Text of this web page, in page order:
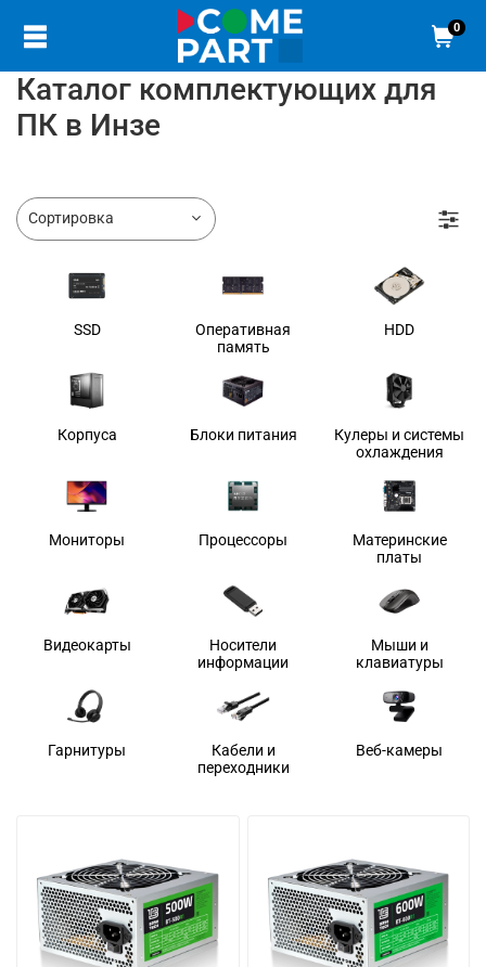
0
Каталог комплектующих для
ПК в Инзе
SSD
Оперативная
память
HDD
Корпуса Блоки питания
Кулеры и системы
охлаждения
Мониторы Процессоры
Материнские
платы
Видеокарты
Носители
информации
Мыши и
клавиатуры
Гарнитуры
Кабели и
переходники
Веб-камеры